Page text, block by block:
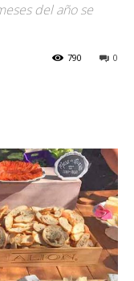
del año se
0
790